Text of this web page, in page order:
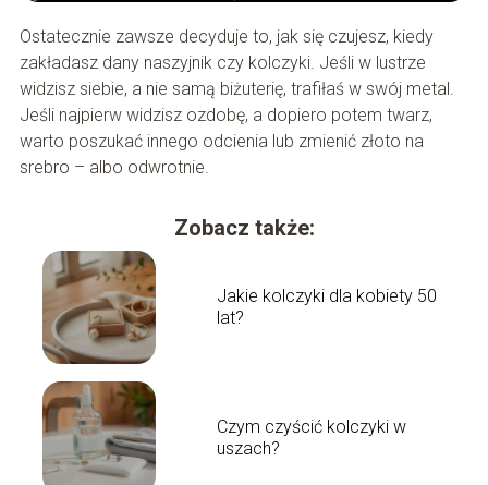
Ostatecznie zawsze decyduje to, jak się czujesz, kiedy
zakładasz dany naszyjnik czy kolczyki. Jeśli w lustrze
widzisz siebie, a nie samą biżuterię, trafiłaś w swój metal.
Jeśli najpierw widzisz ozdobę, a dopiero potem twarz,
warto poszukać innego odcienia lub zmienić złoto na
srebro – albo odwrotnie.
Zobacz także:
Jakie kolczyki dla kobiety 50
lat?
Czym czyścić kolczyki w
uszach?